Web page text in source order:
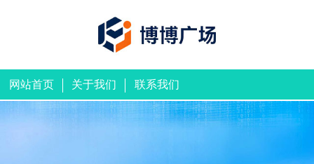
网站首页 关于我们 联系我们